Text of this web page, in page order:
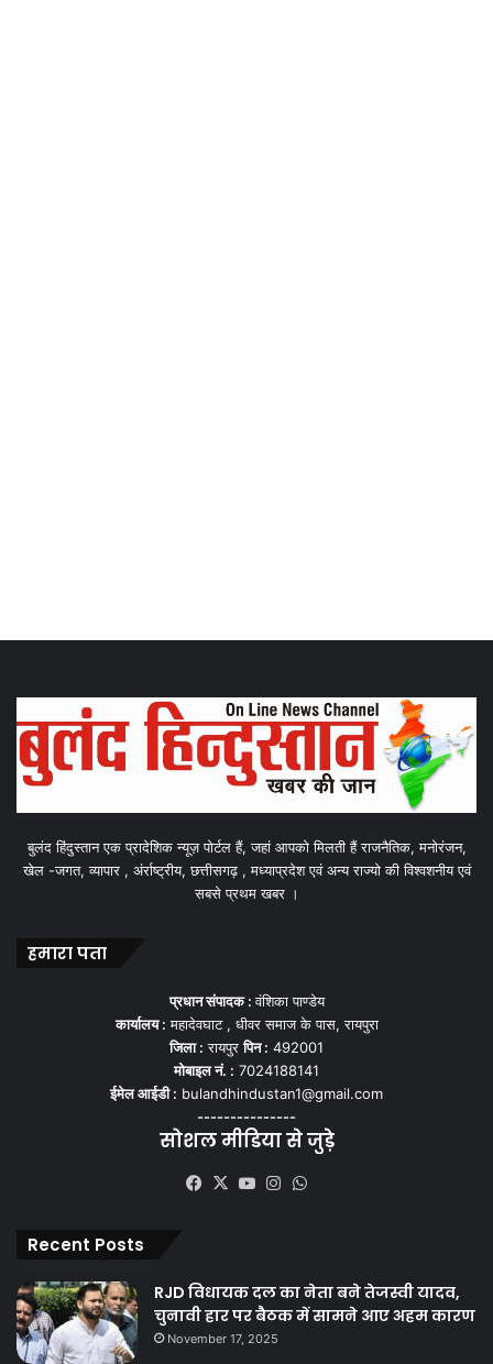
बुलंद हिंदुस्तान एक प्रादेशिक न्यूज़ पोर्टल हैं, जहां आपको मिलती हैं राजनैतिक, मनोरंजन,
खेल -जगत, व्यापार , अंर्राष्ट्रीय, छत्तीसगढ़ , मध्याप्रदेश एवं अन्य राज्यो की विश्वशनीय एवं
सबसे प्रथम खबर ।
हमारा पता
प्रधान संपादक :वंशिका पाण्डेय
कार्यालय : महादेवघाट , धीवर समाज के पास, रायपुरा
जिला : रायपुरपिन : 492001
मोबाइल नं. : 7024188141
ईमेल आईडी : bulandhindustan1@gmail.com
---------------
सोशल मीडिया से जुड़े
Facebook
X YouTubeInstagram
Recent Posts
RJD विधायक दल का नेता बने तेजस्वी यादव,
चुनावी हार पर बैठक में सामने आए अहम कारण
November 17, 2025